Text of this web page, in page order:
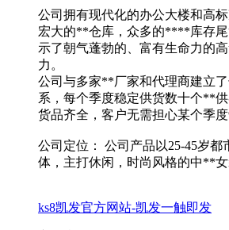
公司拥有现代化的办公大楼和高
宏大的**仓库，众多的****库存
示了朝气蓬勃的、富有生命力的
力。
公司与多家**厂家和代理商建立
系，每个季度稳定供货数十个**
货品齐全，客户无需担心某个季度
公司定位： 公司产品以25-45岁都
体，主打休闲，时尚风格的中**女
ks8凯发官方网站-凯发一触即发